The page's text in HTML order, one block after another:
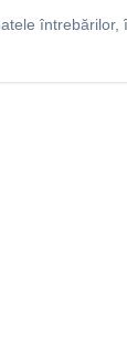
întrebărilor,